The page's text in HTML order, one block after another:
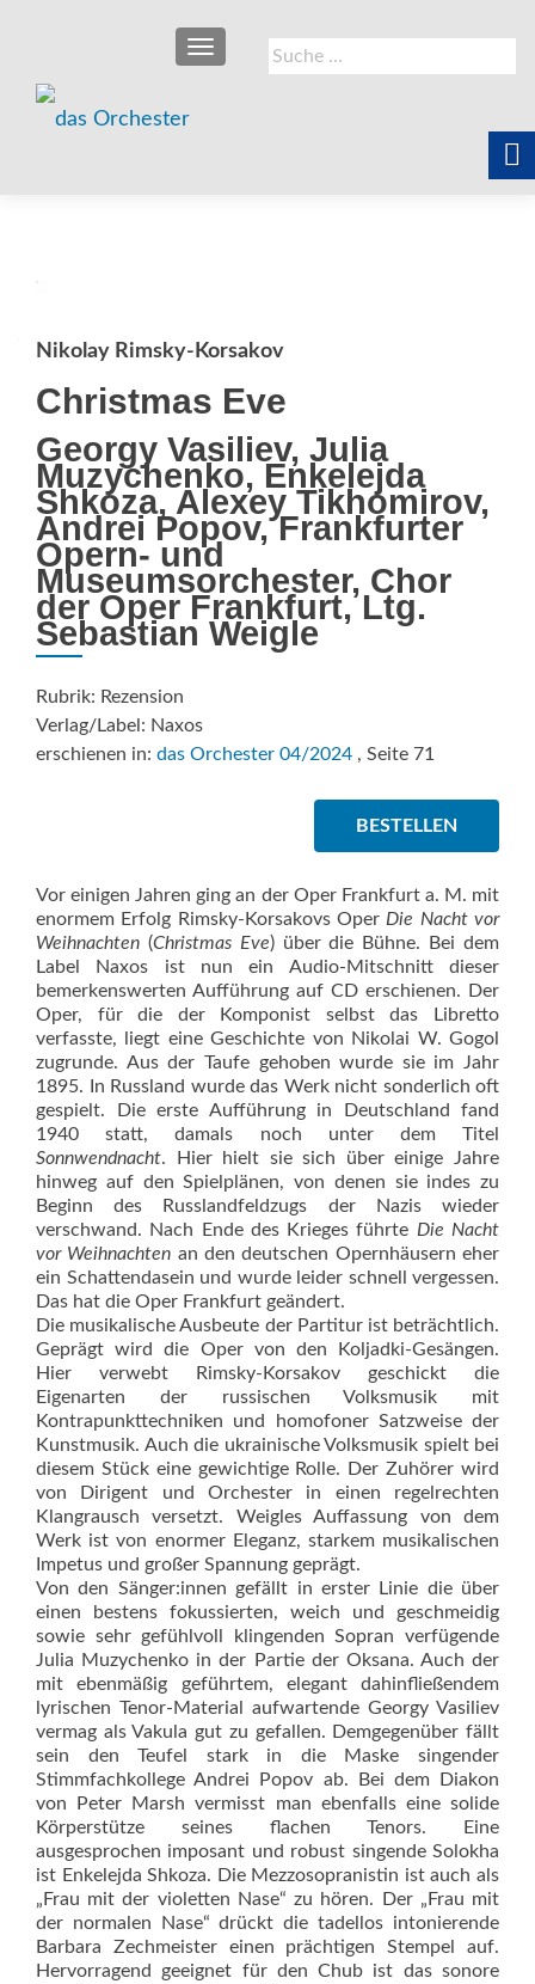
Suche
nach:
SCHALTE NAVIGATION
Nikolay Rimsky-Korsakov
Christmas Eve
Georgy Vasiliev, Julia
Muzychenko, Enkelejda
Shkoza, Alexey Tikhomirov,
Andrei Popov, Frankfurter
Opern- und
Museumsorchester, Chor
der Oper Frankfurt, Ltg.
Sebastian Weigle
Rubrik: Rezension
Verlag/Label: Naxos
erschienen in: das Orchester 04/2024 , Seite 71
BESTELLEN
Vor einigen Jahren ging an der Oper Frankfurt a. M. mit
enormem Erfolg Rimsky-Korsakovs Oper Die Nacht vor
Weihnachten (Christmas Eve) über die Bühne. Bei dem
Label Naxos ist nun ein Audio-Mitschnitt dieser
bemerkenswerten Aufführung auf CD erschienen. Der
Oper, für die der Komponist selbst das Libretto
verfasste, liegt eine Geschichte von Nikolai W. Gogol
zugrunde. Aus der Taufe gehoben wurde sie im Jahr
1895. In Russland wurde das Werk nicht sonderlich oft
gespielt. Die erste Aufführung in Deutschland fand
1940 statt, damals noch unter dem Titel
Sonnwendnacht. Hier hielt sie sich über einige Jahre
hinweg auf den Spielplänen, von denen sie indes zu
Beginn des Russlandfeldzugs der Nazis wieder
verschwand. Nach Ende des Krieges führte Die Nacht
vor Weihnachten an den deutschen Opernhäusern eher
ein Schattendasein und wurde leider schnell vergessen.
Das hat die Oper Frankfurt geändert.
Die musikalische Ausbeute der Partitur ist beträchtlich.
Geprägt wird die Oper von den Koljadki-Gesängen.
Hier verwebt Rimsky-Korsakov geschickt die
Eigenarten der russischen Volksmusik mit
Kontrapunkttechniken und homofoner Satzweise der
Kunstmusik. Auch die ukrainische Volksmusik spielt bei
diesem Stück eine gewichtige Rolle. Der Zuhörer wird
von Dirigent und Orchester in einen regelrechten
Klangrausch versetzt. Weigles Auffassung von dem
Werk ist von enormer Eleganz, starkem musikalischen
Impetus und großer Spannung geprägt.
Von den Sänger:innen gefällt in erster Linie die über
einen bestens fokussierten, weich und geschmeidig
sowie sehr gefühlvoll klingenden Sopran verfügende
Julia Muzychenko in der Partie der Oksana. Auch der
mit ebenmäßig geführtem, elegant dahinfließendem
lyrischen Tenor-Material aufwartende Georgy Vasiliev
vermag als Vakula gut zu gefallen. Demgegenüber fällt
sein den Teufel stark in die Maske singender
Stimmfachkollege Andrei Popov ab. Bei dem Diakon
von Peter Marsh vermisst man ebenfalls eine solide
Körperstütze seines flachen Tenors. Eine
ausgesprochen imposant und robust singende Solokha
ist Enkelejda Shkoza. Die Mezzosopranistin ist auch als
„Frau mit der violetten Nase“ zu hören. Der „Frau mit
der normalen Nase“ drückt die tadellos intonierende
Barbara Zechmeister einen prächtigen Stempel auf.
Hervorragend geeignet für den Chub ist das sonore